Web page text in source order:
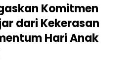
Komitmen
dari Kekerasan
Hari Anak